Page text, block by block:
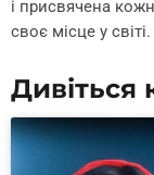
і присвячена
своє місце у світі.
Дивіться